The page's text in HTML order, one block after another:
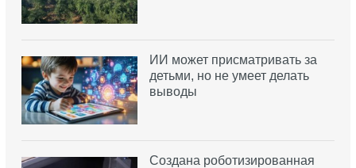
ИИ может присматривать за
детьми, но не умеет делать
выводы
Создана роботизированная